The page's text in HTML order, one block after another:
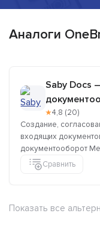
Аналоги
Saby Docs
★4,8 (20)
Cоздание,
входящих
документооборот
Сравнить
Показать все